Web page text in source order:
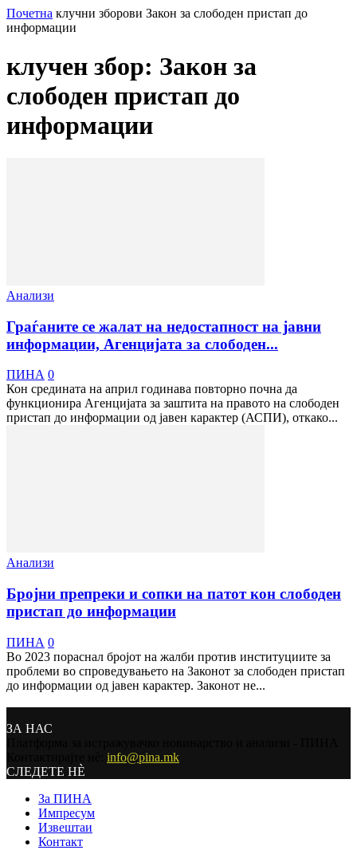
Почетна клучни зборови Закон за слободен пристап до
информации
клучен збор: Закон за
слободен пристап до
информации
Анализи
Граѓаните се жалат на недостапност на јавни
информации, Агенцијата за слободен...
ПИНА 0
Кон средината на април годинава повторно почна да
функционира Агенцијата за заштита на правото на слободен
пристап до информации од јавен карактер (АСПИ), откако...
Анализи
Бројни препреки и сопки на патот кон слободен
пристап до информации
ПИНА 0
Во 2023 пораснал бројот на жалби против институциите за
проблеми во спроведувањето на Законот за слободен пристап
до информации од јавен карактер. Законот не...
ЗА НАС
info@pina.mk
СЛЕДЕТЕ НЀ
За ПИНА
Импресум
Извештаи
Контакт